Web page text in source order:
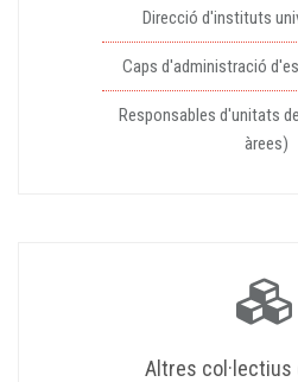
Direcció d'instituts
Caps d'administració
Responsables d'unitats
àrees)
Altres